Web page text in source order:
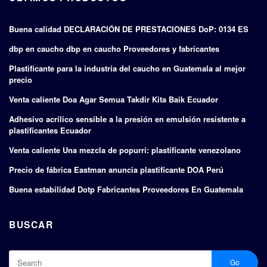
Buena calidad DECLARACIÓN DE PRESTACIONES DoP: 0134 ES
dbp en caucho dbp en caucho Proveedores y fabricantes
Plastificante para la industria del caucho en Guatemala al mejor
precio
Venta caliente Doa Agar Semua Takdir Kita Baik Ecuador
Adhesivo acrílico sensible a la presión en emulsión resistente a
plastificantes Ecuador
Venta caliente Una mezcla de popurrí: plastificante venezolano
Precio de fábrica Eastman anuncia plastificante DOA Perú
Buena estabilidad Dotp Fabricantes Proveedores En Guatemala
BUSCAR
Go